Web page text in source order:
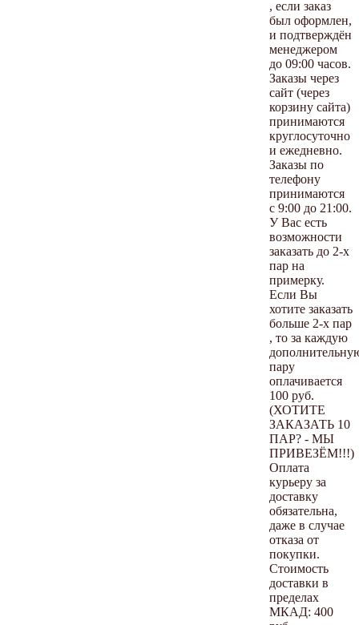
, если заказ
был оформлен,
и подтверждён
менеджером
до 09:00 часов.
Заказы через
сайт (через
корзину сайта)
принимаются
круглосуточно
и ежедневно.
Заказы по
телефону
принимаются
с 9:00 до 21:00.
У Вас есть
возможности
заказать до 2-х
пар на
примерку.
Если Вы
хотите заказать
больше 2-х пар
, то за каждую
пару
оплачивается
100 руб.
(ХОТИТЕ
ЗАКАЗАТЬ 10
ПАР? - МЫ
ПРИВЕЗЁМ!!!)
Оплата
курьеру за
доставку
обязательна,
даже в случае
отказа от
покупки.
Стоимость
доставки в
пределах
МКАД: 400